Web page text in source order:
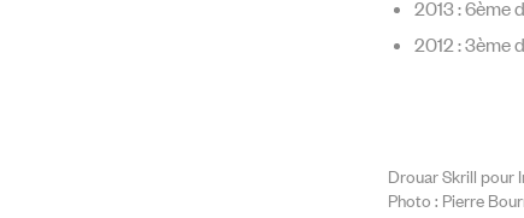
2013 : 6ème
2012 : 3ème
Drouar Skrill pour
Photo : Pierre